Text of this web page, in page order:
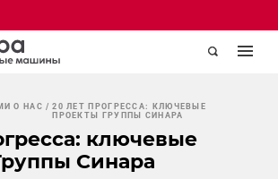
О НАС
20 ЛЕТ ПРОГРЕССА: КЛЮЧЕВЫЕ
ПРОЕКТЫ ГРУППЫ СИНАРА
ключевые
Синара